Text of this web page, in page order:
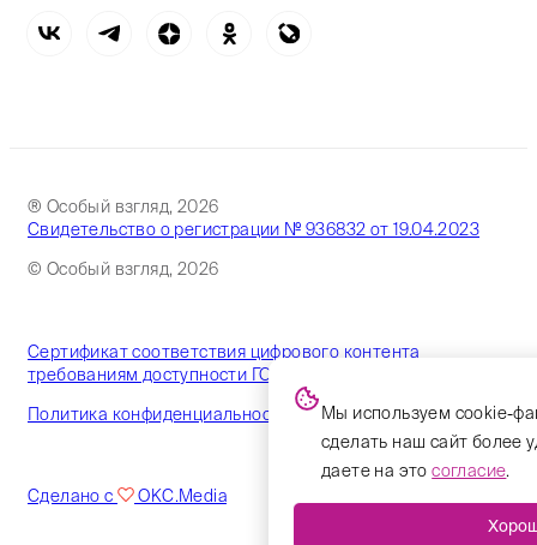
® Особый взгляд, 2026
Свидетельство о регистрации № 936832 от 19.04.2023
© Особый взгляд, 2026
Сертификат соответствия цифрового контента
требованиям доступности ГОСТ
Политика конфиденциальности
Сделано с OKC.Media
Мы используем cookie-
сделать наш сайт более
даете на этосогласие.